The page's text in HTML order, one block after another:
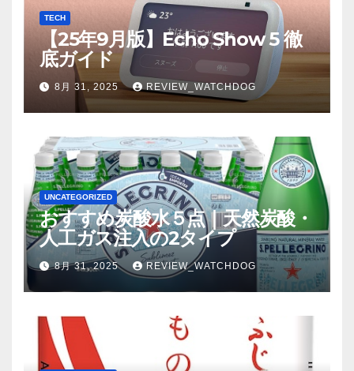
TECH
【25年9月版】Echo Show 5 徹
底ガイド
8月 31, 2025 REVIEW_WATCHDOG
UNCATEGORIZED
おすすめ炭酸水５点｜天然炭酸・
人工ガス注入の2タイプ
8月 31, 2025 REVIEW_WATCHDOG